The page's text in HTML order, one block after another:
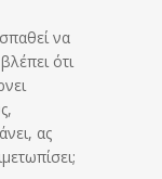
να
ότι
ας